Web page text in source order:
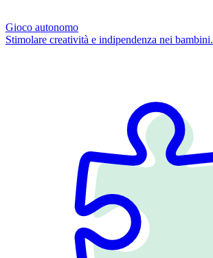
Gioco autonomo
Stimolare creatività e indipendenza nei bambini.